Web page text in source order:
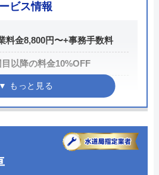
都渋谷区渋谷2-14-5
全国
ビス情報
料金8,800円〜+事務手数料
目以降の料金10%OFF
30分
間
積り・出張費無料※ご成約に
ない場合は出張費がかかる事